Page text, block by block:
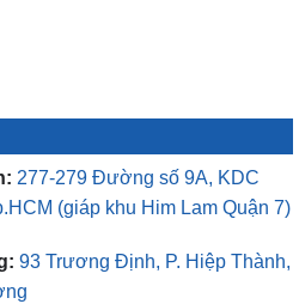
277-279 Đường số 9A, KDC
(giáp khu Him Lam Quận 7)
93 Trương Định, P. Hiệp Thành,